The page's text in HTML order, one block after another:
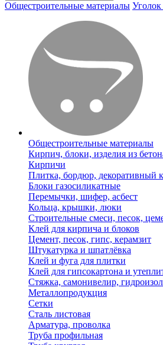
Общестроительные материалы
Общестроительные материалы
Кирпич, блоки, изделия из
Кирпичи
Плитка, бордюр, декоративный
Блоки газосиликатные
Перемычки, шифер, асбест
Кольца, крышки, люки
Строительные смеси, песок,
Клей для кирпича и блоков
Цемент, песок, гипс, керамзит
Штукатурка и шпатлёвка
Клей и фуга для плитки
Клей для гипсокартона и
Стяжка, самонивелир,
Металлопродукция
Сетки
Сталь листовая
Арматура, проволка
Труба профильная